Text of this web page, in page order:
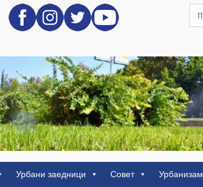
Урбани заедници Совет Урбанизам